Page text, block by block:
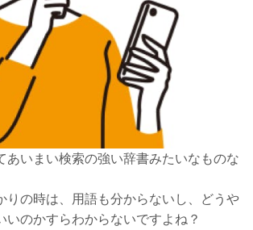
あいまい検索の強い辞書みたいなものな
りの時は、用語も分からないし、どうや
いのかすらわからないですよね？